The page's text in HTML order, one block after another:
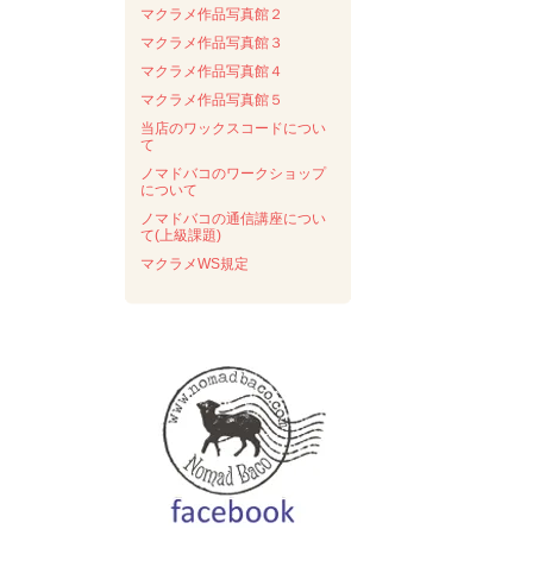
マクラメ作品写真館２
マクラメ作品写真館３
マクラメ作品写真館４
マクラメ作品写真館５
当店のワックスコードについ
て
ノマドバコのワークショップ
について
ノマドバコの通信講座につい
て(上級課題)
マクラメWS規定